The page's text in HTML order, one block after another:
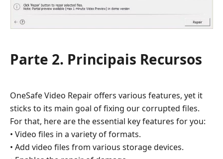
Parte 2. Principais Recursos
OneSafe Video Repair offers various features, yet it
sticks to its main goal of fixing our corrupted files.
For that, here are the essential key features for you:
• Video files in a variety of formats.
• Add video files from various storage devices.